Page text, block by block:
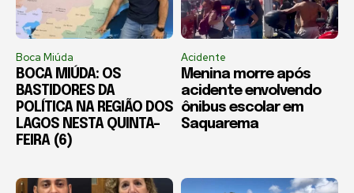
Boca Miúda
BOCA MIÚDA: OS
BASTIDORES DA
POLÍTICA NA REGIÃO DOS
LAGOS NESTA QUINTA-
FEIRA (6)
Acidente
Menina morre após
acidente envolvendo
ônibus escolar em
Saquarema